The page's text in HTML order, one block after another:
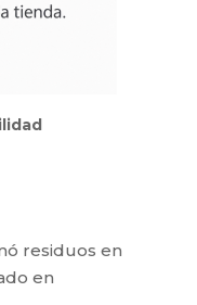
residuos en
en